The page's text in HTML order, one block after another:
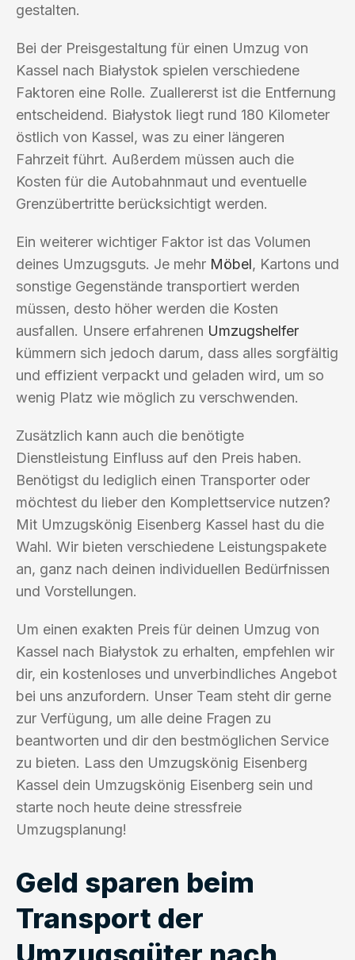
gestalten.
Bei der Preisgestaltung für einen Umzug von
Kassel nach Białystok spielen verschiedene
Faktoren eine Rolle. Zuallererst ist die Entfernung
entscheidend. Białystok liegt rund 180 Kilometer
östlich von Kassel, was zu einer längeren
Fahrzeit führt. Außerdem müssen auch die
Kosten für die Autobahnmaut und eventuelle
Grenzübertritte berücksichtigt werden.
Ein weiterer wichtiger Faktor ist das Volumen
deines Umzugsguts. Je mehr Möbel, Kartons und
sonstige Gegenstände transportiert werden
müssen, desto höher werden die Kosten
ausfallen. Unsere erfahrenen Umzugshelfer
kümmern sich jedoch darum, dass alles sorgfältig
und effizient verpackt und geladen wird, um so
wenig Platz wie möglich zu verschwenden.
Zusätzlich kann auch die benötigte
Dienstleistung Einfluss auf den Preis haben.
Benötigst du lediglich einen Transporter oder
möchtest du lieber den Komplettservice nutzen?
Mit Umzugskönig Eisenberg Kassel hast du die
Wahl. Wir bieten verschiedene Leistungspakete
an, ganz nach deinen individuellen Bedürfnissen
und Vorstellungen.
Um einen exakten Preis für deinen Umzug von
Kassel nach Białystok zu erhalten, empfehlen wir
dir, ein kostenloses und unverbindliches Angebot
bei uns anzufordern. Unser Team steht dir gerne
zur Verfügung, um alle deine Fragen zu
beantworten und dir den bestmöglichen Service
zu bieten. Lass den Umzugskönig Eisenberg
Kassel dein Umzugskönig Eisenberg sein und
starte noch heute deine stressfreie
Umzugsplanung!
Geld sparen beim
Transport der